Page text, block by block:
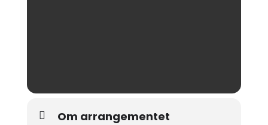
Om arrangementet